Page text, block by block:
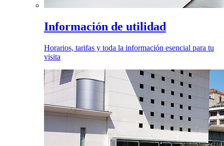
Información de utilidad
Horarios, tarifas y toda la información esencial para tu
visita